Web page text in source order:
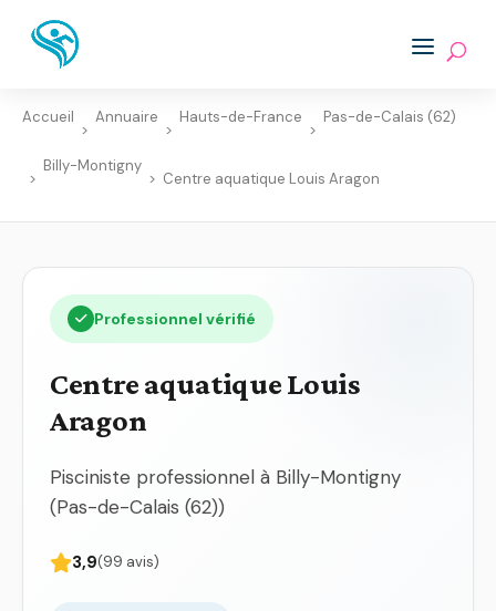
Accueil
>
Annuaire
>
Hauts-de-France
>
Pas-de-Calais (62)
>
Billy-Montigny
> Centre aquatique Louis Aragon
Professionnel vérifié
Centre aquatique Louis
Aragon
Pisciniste professionnel à Billy-Montigny
(Pas-de-Calais (62))
3,9(99 avis)